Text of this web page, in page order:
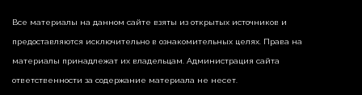
Все материалы на данном сайте взяты из открытых источников и
предоставляются исключительно в ознакомительных целях. Права на
материалы принадлежат их владельцам. Администрация сайта
ответственности за содержание материала не несет.